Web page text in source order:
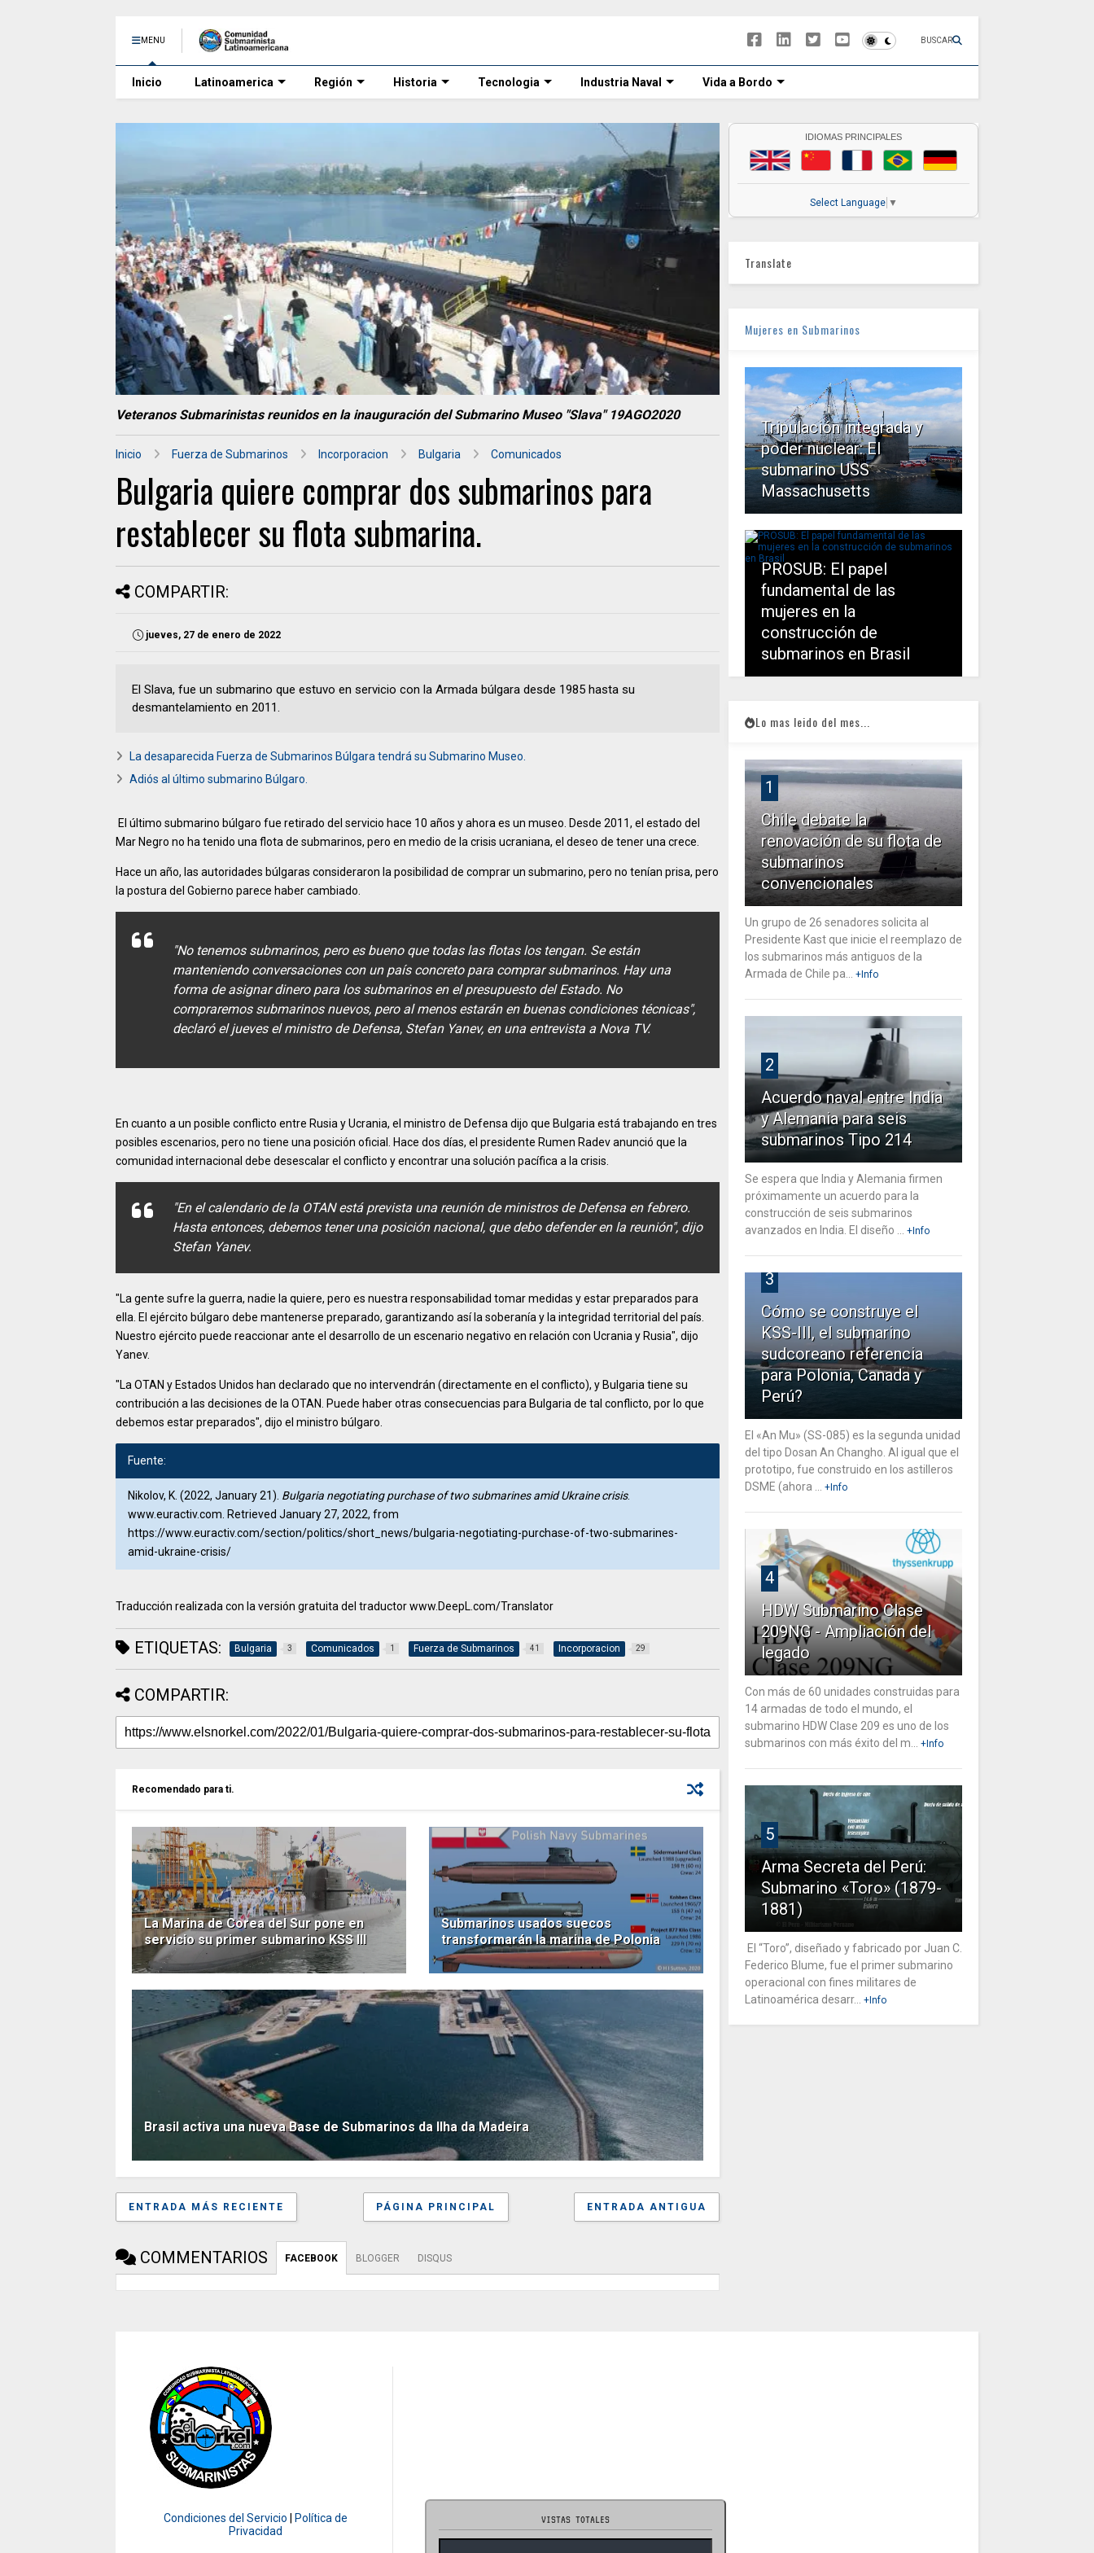
MENU BUSCAR
Inicio Latinoamerica Región Historia Tecnologia Industria Naval Vida a Bordo
Veteranos Submarinistas reunidos en la inauguración del Submarino Museo "Slava" 19AGO2020
Inicio Fuerza de Submarinos Incorporacion Bulgaria Comunicados
Bulgaria quiere comprar dos submarinos para
restablecer su flota submarina.
COMPARTIR:
jueves, 27 de enero de 2022
El Slava, fue un submarino que estuvo en servicio con la Armada búlgara desde 1985 hasta su
desmantelamiento en 2011.
La desaparecida Fuerza de Submarinos Búlgara tendrá su Submarino Museo.
Adiós al último submarino Búlgaro.
El último submarino búlgaro fue retirado del servicio hace 10 años y ahora es un museo. Desde 2011, el estado del
Mar Negro no ha tenido una flota de submarinos, pero en medio de la crisis ucraniana, el deseo de tener una crece.
Hace un año, las autoridades búlgaras consideraron la posibilidad de comprar un submarino, pero no tenían prisa, pero
la postura del Gobierno parece haber cambiado.
"No tenemos submarinos, pero es bueno que todas las flotas los tengan. Se están
manteniendo conversaciones con un país concreto para comprar submarinos. Hay una
forma de asignar dinero para los submarinos en el presupuesto del Estado. No
compraremos submarinos nuevos, pero al menos estarán en buenas condiciones técnicas",
declaró el jueves el ministro de Defensa, Stefan Yanev, en una entrevista a Nova TV.
En cuanto a un posible conflicto entre Rusia y Ucrania, el ministro de Defensa dijo que Bulgaria está trabajando en tres
posibles escenarios, pero no tiene una posición oficial. Hace dos días, el presidente Rumen Radev anunció que la
comunidad internacional debe desescalar el conflicto y encontrar una solución pacífica a la crisis.
"En el calendario de la OTAN está prevista una reunión de ministros de Defensa en febrero.
Hasta entonces, debemos tener una posición nacional, que debo defender en la reunión", dijo
Stefan Yanev.
"La gente sufre la guerra, nadie la quiere, pero es nuestra responsabilidad tomar medidas y estar preparados para
ella. El ejército búlgaro debe mantenerse preparado, garantizando así la soberanía y la integridad territorial del país.
Nuestro ejército puede reaccionar ante el desarrollo de un escenario negativo en relación con Ucrania y Rusia", dijo
Yanev.
"La OTAN y Estados Unidos han declarado que no intervendrán (directamente en el conflicto), y Bulgaria tiene su
contribución a las decisiones de la OTAN. Puede haber otras consecuencias para Bulgaria de tal conflicto, por lo que
debemos estar preparados", dijo el ministro búlgaro.
Fuente:
Nikolov, K. (2022, January 21). Bulgaria negotiating purchase of two submarines amid Ukraine crisis.
www.euractiv.com. Retrieved January 27, 2022, from
https://www.euractiv.com/section/politics/short_news/bulgaria-negotiating-purchase-of-two-submarines-
amid-ukraine-crisis/
Traducción realizada con la versión gratuita del traductor www.DeepL.com/Translator
ETIQUETAS: Bulgaria 3 Comunicados 1 Fuerza de Submarinos 41 Incorporacion 29
COMPARTIR:
Recomendado para ti.
La Marina de Corea del Sur pone en
servicio su primer submarino KSS III
Submarinos usados suecos
transformarán la marina de Polonia
Brasil activa una nueva Base de Submarinos da Ilha da Madeira
ENTRADA MÁS RECIENTE ENTRADA ANTIGUA
PÁGINA PRINCIPAL
COMMENTARIOS FACEBOOK BLOGGER DISQUS
IDIOMAS PRINCIPALES
Select Language ▼
Translate
Mujeres en Submarinos
Tripulación integrada y
poder nuclear: El
submarino USS
Massachusetts
PROSUB: El papel
fundamental de las
mujeres en la
construcción de
submarinos en Brasil
Lo mas leido del mes...
1
Chile debate la
renovación de su flota de
submarinos
convencionales
Un grupo de 26 senadores solicita al
Presidente Kast que inicie el reemplazo de
los submarinos más antiguos de la
Armada de Chile pa...
+Info
2
Acuerdo naval entre India
y Alemania para seis
submarinos Tipo 214
Se espera que India y Alemania firmen
próximamente un acuerdo para la
construcción de seis submarinos
avanzados en India. El diseño ...
+Info
3
Cómo se construye el
KSS-III, el submarino
sudcoreano referencia
para Polonia, Canada y
Perú?
El «An Mu» (SS-085) es la segunda unidad
del tipo Dosan An Changho. Al igual que el
prototipo, fue construido en los astilleros
DSME (ahora ...
+Info
4
HDW Submarino Clase
209NG - Ampliación del
legado
Con más de 60 unidades construidas para
14 armadas de todo el mundo, el
submarino HDW Clase 209 es uno de los
submarinos con más éxito del m...
+Info
5
Arma Secreta del Perú:
Submarino «Toro» (1879-
1881)
El “Toro”, diseñado y fabricado por Juan C.
Federico Blume, fue el primer submarino
operacional con fines militares de
Latinoamérica desarr...
+Info
Condiciones del Servicio | Política de
Privacidad
VISTAS TOTALES